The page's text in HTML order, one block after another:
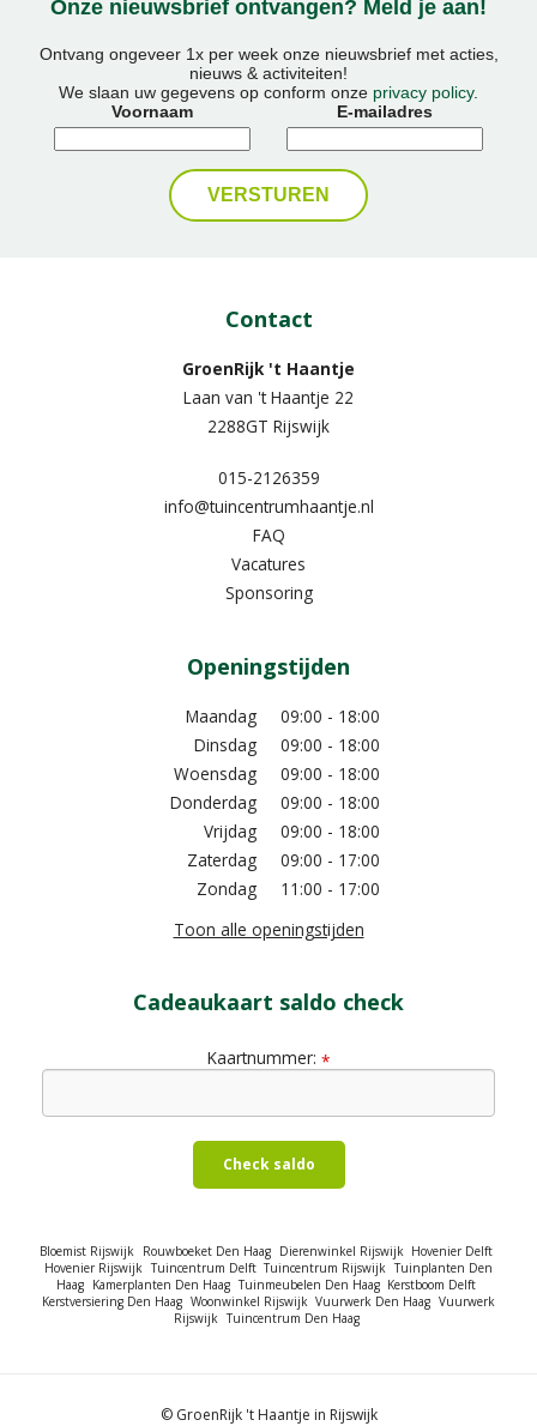
Onze nieuwsbrief ontvangen? Meld je aan!
Ontvang ongeveer 1x per week onze nieuwsbrief met acties,
nieuws & activiteiten!
We slaan uw gegevens op conform onze privacy policy.
Voornaam
E-mailadres
Contact
GroenRijk 't Haantje
Laan van 't Haantje 22
2288GT Rijswijk
015-2126359
info@tuincentrumhaantje.nl
FAQ
Vacatures
Sponsoring
Openingstijden
Maandag
09:00 - 18:00
Dinsdag
09:00 - 18:00
Woensdag
09:00 - 18:00
Donderdag
09:00 - 18:00
Vrijdag
09:00 - 18:00
Zaterdag
09:00 - 17:00
Zondag
11:00 - 17:00
Toon alle openingstijden
Cadeaukaart saldo check
Kaartnummer: *
Check saldo
Bloemist Rijswijk Rouwboeket Den Haag Dierenwinkel Rijswijk Hovenier Delft
Hovenier Rijswijk Tuincentrum Delft Tuincentrum Rijswijk Tuinplanten Den
Haag Kamerplanten Den Haag Tuinmeubelen Den Haag Kerstboom Delft
Kerstversiering Den Haag Woonwinkel Rijswijk Vuurwerk Den Haag Vuurwerk
Rijswijk Tuincentrum Den Haag
© GroenRijk 't Haantje in Rijswijk